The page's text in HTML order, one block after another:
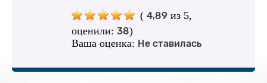
( 4,89 из 5,
оценили: 38)
Ваша оценка: Не ставилась